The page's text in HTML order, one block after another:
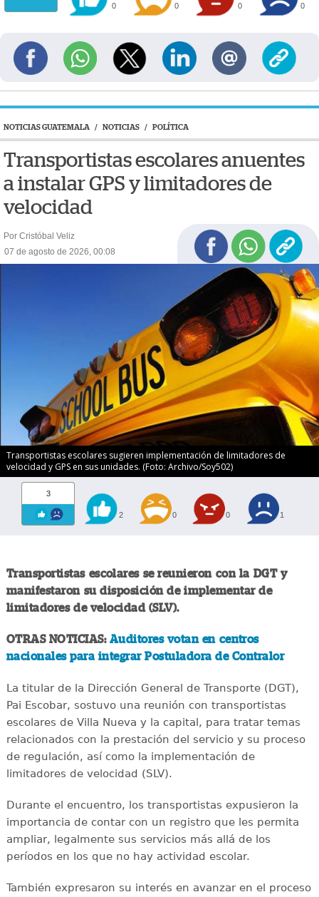
0 0 0 0
NOTICIAS GUATEMALA / NOTICIAS / POLÍTICA
Transportistas escolares anuentes
a instalar GPS y limitadores de
velocidad
Por Cristóbal Veliz
07 de agosto de 2026, 00:08
Transportistas escolares sugieren implementación de limitadores de
velocidad y GPS en sus unidades. (Foto: Archivo/Soy502)
3
2 0 0 1
Transportistas escolares se reunieron con la DGT y
manifestaron su disposición de implementar de
limitadores de velocidad (SLV).
OTRAS NOTICIAS: Auditores votan en centros
nacionales para integrar Postuladora de Contralor
La titular de la Dirección General de Transporte (DGT),
Pai Escobar, sostuvo una reunión con transportistas
escolares de Villa Nueva y la capital, para tratar temas
relacionados con la prestación del servicio y su proceso
de regulación, así como la implementación de
limitadores de velocidad (SLV).
Durante el encuentro, los transportistas expusieron la
importancia de contar con un registro que les permita
ampliar, legalmente sus servicios más allá de los
períodos en los que no hay actividad escolar.
También expresaron su interés en avanzar en el proceso